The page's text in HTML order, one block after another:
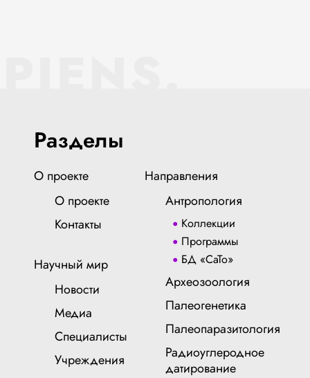
Разделы
О проекте
О проекте
Контакты
Научный мир
Новости
Медиа
Специалисты
Учреждения
Направления
Антропология
Коллекции
Программы
БД «СаТо»
Археозоология
Палеогенетика
Палеопаразитология
Радиоуглеродное
датирование